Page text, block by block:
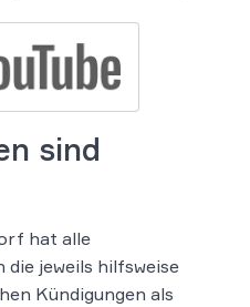
sind
hat alle
jeweils hilfsweise
Kündigungen als